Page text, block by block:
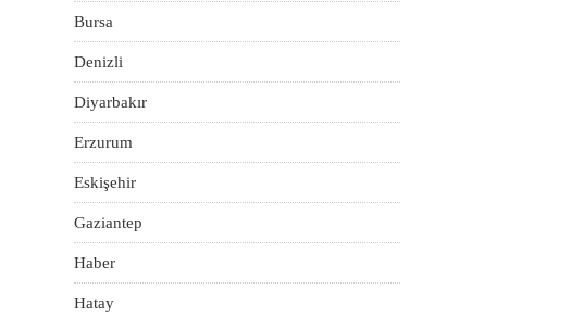
Bursa
Denizli
Diyarbakır
Erzurum
Eskişehir
Gaziantep
Haber
Hatay